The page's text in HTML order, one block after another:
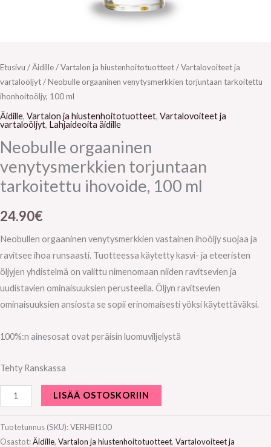
Etusivu /Äidille/Vartalon ja hiustenhoitotuotteet/Vartalovoiteet ja
vartaloöljyt/ Neobulle orgaaninen venytysmerkkien torjuntaan tarkoitettu
ihonhoitoöljy, 100 ml
Äidille, Vartalon ja hiustenhoitotuotteet, Vartalovoiteet ja
vartaloöljyt, Lahjaideoita äidille
Neobulle orgaaninen
venytysmerkkien torjuntaan
tarkoitettu ihovoide, 100 ml
24.90€
Neobullen orgaaninen venytysmerkkien vastainen ihoöljy suojaa ja
ravitsee ihoa runsaasti. Tuotteessa käytetty kasvi- ja eteeristen
öljyjen yhdistelmä on valittu nimenomaan niiden ravitsevien ja
uudistavien ominaisuuksien perusteella. Öljyn ravitsevien
ominaisuuksien ansiosta se sopii erinomaisesti yöksi käytettäväksi.
100%:n ainesosat ovat peräisin luomuviljelystä
Tehty Ranskassa
LISÄÄ OSTOSKORIIN
Tuotetunnus (SKU):VERHBI100
Osastot:Äidille, Vartalon ja hiustenhoitotuotteet, Vartalovoiteet ja